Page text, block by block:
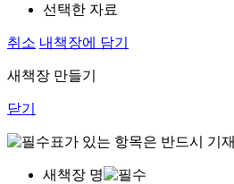
선택한 자료
취소 내책장에 담기
새책장 만들기
닫기
표가 있는 항목은 반드시 기
새책장 명